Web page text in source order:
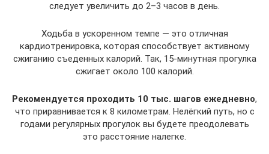
следует увеличить до 2–3 часов в день.
Ходьба в ускоренном темпе — это отличная
кардиотренировка, которая способствует активному
сжиганию съеденных калорий. Так, 15-минутная прогулка
сжигает около 100 калорий.
Рекомендуется проходить 10 тыс. шагов ежедневно,
что приравнивается к 8 километрам. Нелёгкий путь, но с
годами регулярных прогулок вы будете преодолевать
это расстояние налегке.